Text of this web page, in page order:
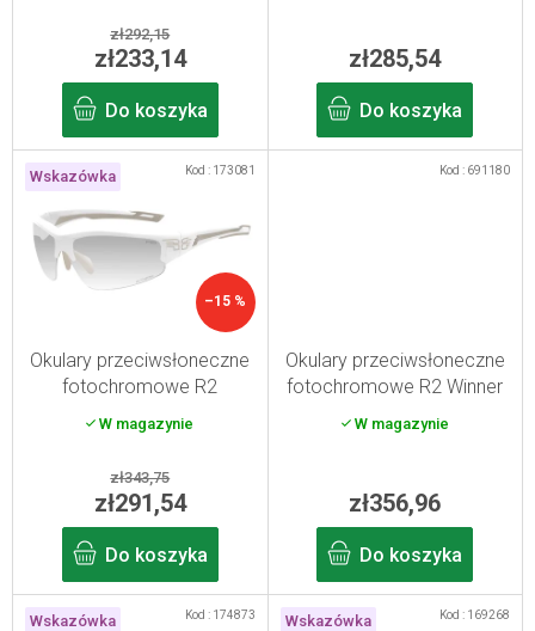
w
zł292,15
zł233,14
Do koszyka
zł285,54
Do koszyka
Wskazówka
–15 %
Okulary przeciwsłoneczne
fotochromowe R2
W magazynie
zł343,75
zł291,54
Do koszyka
Kod : 173081
Okulary przeciwsłoneczne
fotochromowe R2 Winner
W magazynie
zł356,96
Do koszyka
Kod : 691180
Wskazówka Kod : 174873 Wskazówka Kod : 169268